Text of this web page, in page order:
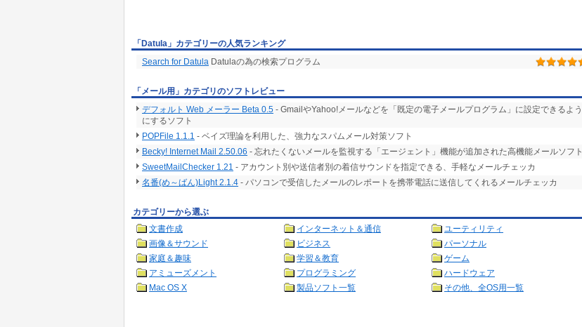
「Datula」カテゴリーの人気ランキング
Search for Datula Datulaの為の検索プログラム
「メール用」カテゴリのソフトレビュー
デフォルト Web メーラー Beta 0.5 - GmailやYahoo!メールなどを「既定の電子メールプログラム」に設定できるよう
にするソフト
POPFile 1.1.1 - ベイズ理論を利用した、強力なスパムメール対策ソフト
Becky! Internet Mail 2.50.06 - 忘れたくないメールを監視する「エージェント」機能が追加された高機能メールソフト
SweetMailChecker 1.21 - アカウント別や送信者別の着信サウンドを指定できる、手軽なメールチェッカ
名番(め～ばん)Light 2.1.4 - パソコンで受信したメールのレポートを携帯電話に送信してくれるメールチェッカ
カテゴリーから選ぶ
文書作成
インターネット＆通信
ユーティリティ
画像＆サウンド
ビジネス
パーソナル
家庭＆趣味
学習＆教育
ゲーム
アミューズメント
プログラミング
ハードウェア
Mac OS X
製品ソフト一覧 その他、全OS用一覧